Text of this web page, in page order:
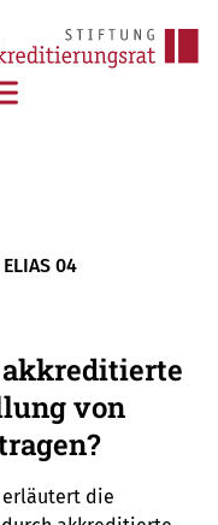
ELIAS 04
akkreditierte
von
erläutert die